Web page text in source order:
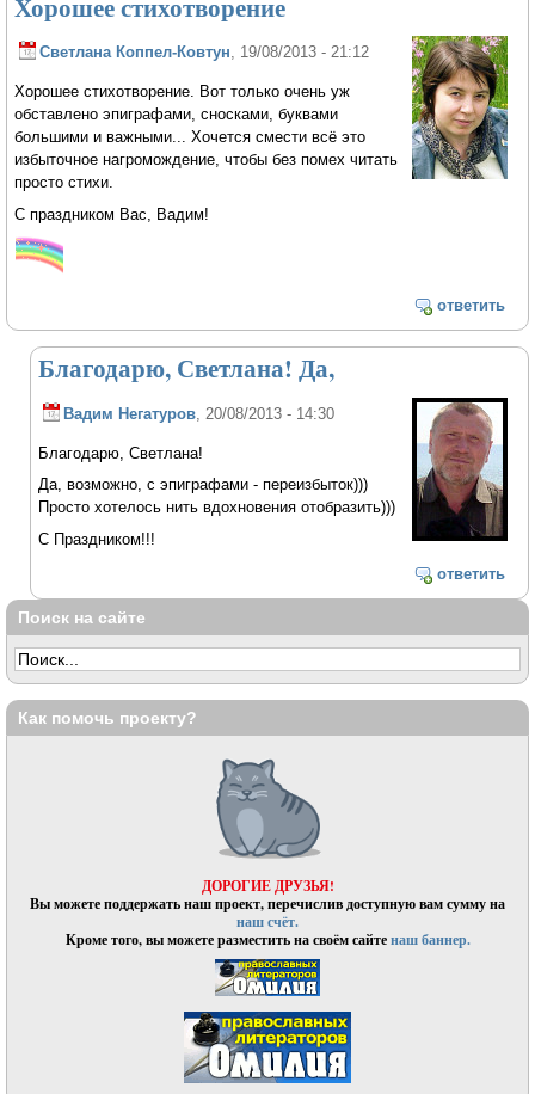
Светлана Коппел-Ковтун, 19/08/2013 - 21:12
Хорошее стихотворение. Вот только очень уж
обставлено эпиграфами, сносками, буквами
большими и важными... Хочется смести всё это
избыточное нагромождение, чтобы без помех читать
просто стихи.
С праздником Вас, Вадим!
ответить
Благодарю, Светлана! Да,
Вадим Негатуров , 20/08/2013 - 14:30
Благодарю, Светлана!
Да, возможно, с эпиграфами - переизбыток)))
Просто хотелось нить вдохновения отобразить)))
С Праздником!!!
ответить
Поиск на сайте
Как помочь проекту?
ДОРОГИЕ ДРУЗЬЯ!
Вы можете поддержать наш проект, перечислив доступную вам сумму на
наш счёт.
Кроме того, вы можете разместить на своём сайтенаш баннер.